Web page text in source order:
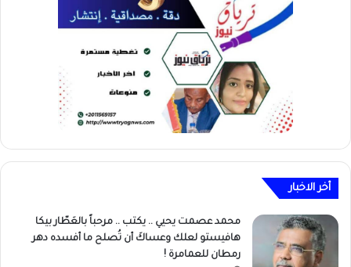
أخر الاخبار
محمد عصمت يحيي .. يكتب .. مرحباً بالعَطّار بيكا
هافيستو لعلك وعساكَ أن تُصلح ما أفسده دهر
رمطان للعمامرة !